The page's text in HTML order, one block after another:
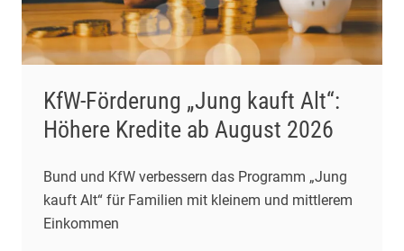
KfW-Förderung „Jung kauft Alt“:
Höhere Kredite ab August 2026
Bund und KfW verbessern das Programm „Jung
kauft Alt“ für Familien mit kleinem und mittlerem
Einkommen